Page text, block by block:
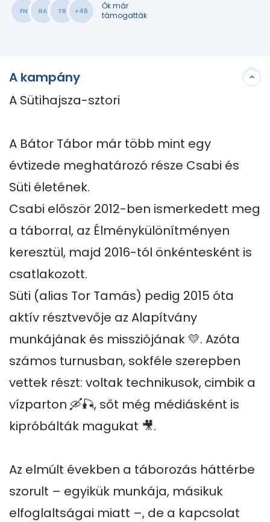
FN RA TR +46
Ők már
támogatták
A kampány
A Sütihajsza-sztori
A Bátor Tábor már több mint egy
évtizede meghatározó része Csabi és
Süti életének.
Csabi először 2012-ben ismerkedett meg
a táborral, az Élménykülönítményen
keresztül, majd 2016-tól önkéntesként is
csatlakozott.
Süti (alias Tor Tamás) pedig 2015 óta
aktív résztvevője az Alapítvány
munkájának és missziójának 💛. Azóta
számos turnusban, sokféle szerepben
vettek részt: voltak technikusok, cimbik a
vízparton 🛶🎣, sőt még médiásként is
kipróbálták magukat 🎥.
Az elmúlt években a táborozás háttérbe
szorult – egyikük munkája, másikuk
elfoglaltságai miatt –, de a kapcsolat